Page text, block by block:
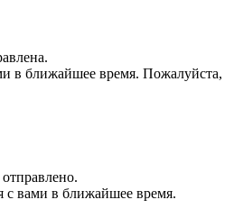
в ближайшее время. Пожалуйста,
вами в ближайшее время.